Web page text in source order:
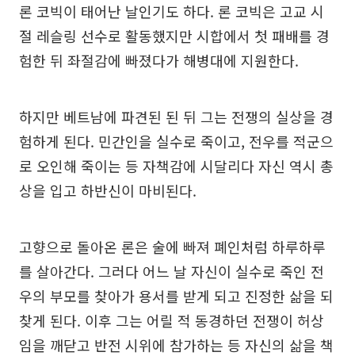
론 코빅이 태어난 날인기도 하다. 론 코빅은 고교 시
절 레슬링 선수로 활동했지만 시합에서 첫 패배를 경
험한 뒤 좌절감에 빠졌다가 해병대에 지원한다.
하지만 베트남에 파견된 된 뒤 그는 전쟁의 실상을 경
험하게 된다. 민간인을 실수로 죽이고, 전우를 적군으
로 오인해 죽이는 등 자책감에 시달리다 자신 역시 총
상을 입고 하반신이 마비된다.
고향으로 돌아온 론은 술에 빠져 폐인처럼 하루하루
를 살아간다. 그러다 어느 날 자신이 실수로 죽인 전
우의 부모를 찾아가 용서를 받게 되고 진정한 삶을 되
찾게 된다. 이후 그는 어릴 적 동경하던 전쟁이 허상
임을 깨닫고 반전 시위에 참가하는 등 자신의 삶을 책